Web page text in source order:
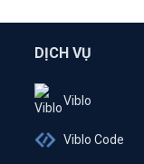
DỊCH VỤ
Viblo
Viblo Code